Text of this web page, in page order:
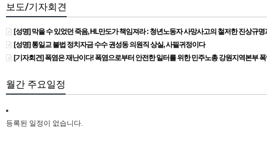
보도/기자회견
[성명] 막을 수 있었던 죽음, HL만도가 책임져라 : 청년노동자 사망사고의 철저한 진상규
[성명] 통일교 불법 정치자금 수수 권성동 의원직 상실, 사필귀정이다
[기자회견] 폭염은 재난이다! 폭염으로부터 안전한 일터를 위한 민주노총 강원지역본부
월간 주요일정
등록된 일정이 없습니다.